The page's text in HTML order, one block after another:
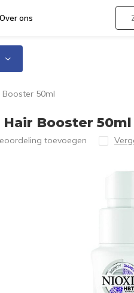
Over ons
Booster 50ml
Booster 50ml
toevoegen